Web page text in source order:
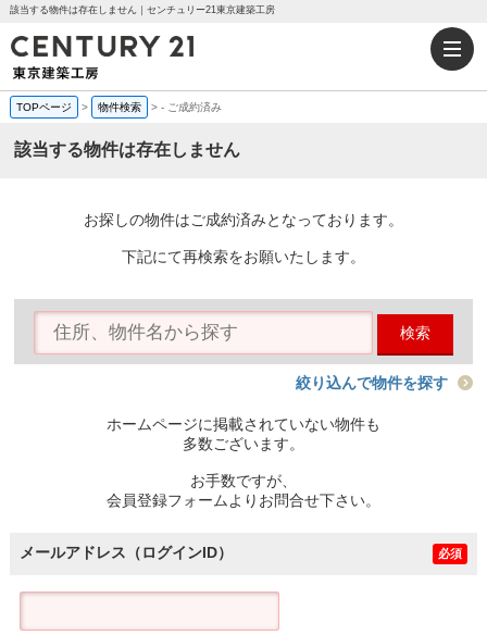
該当する物件は存在しません｜センチュリー21東京建築工房
TOPページ > 物件検索 >- ご成約済み
該当する物件は存在しません
お探しの物件はご成約済みとなっております。
下記にて再検索をお願いたします。
検索
絞り込んで物件を探す
ホームページに掲載されていない物件も
多数ございます。
お手数ですが、
会員登録フォームよりお問合せ下さい。
メールアドレス（ログインID） 必須